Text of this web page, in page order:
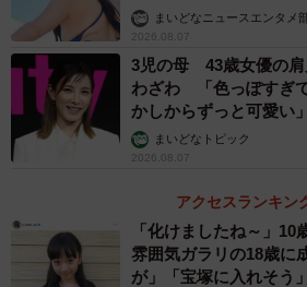
まいどなニュースエンタメ
2026.08.07
3児の母 43歳女優の肩
わざわ 「色っぽすぎ
かしからずっと可愛い」
まいどなトピック
2026.08.07
アクセスランキン
「化けましたね～」
雰囲気ガラリの18歳
が」「宝塚に入れそう」